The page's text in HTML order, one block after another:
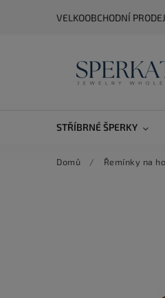
VELKOOBCHODNÍ
STŘÍBRNÉ ŠPERKY
Domů / Řemínky na